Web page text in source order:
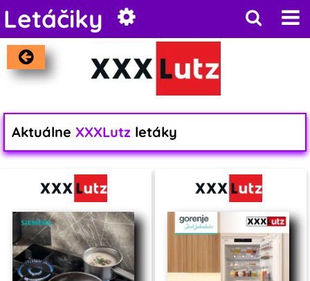
Letáčiky
Aktuálne XXXLutz letáky